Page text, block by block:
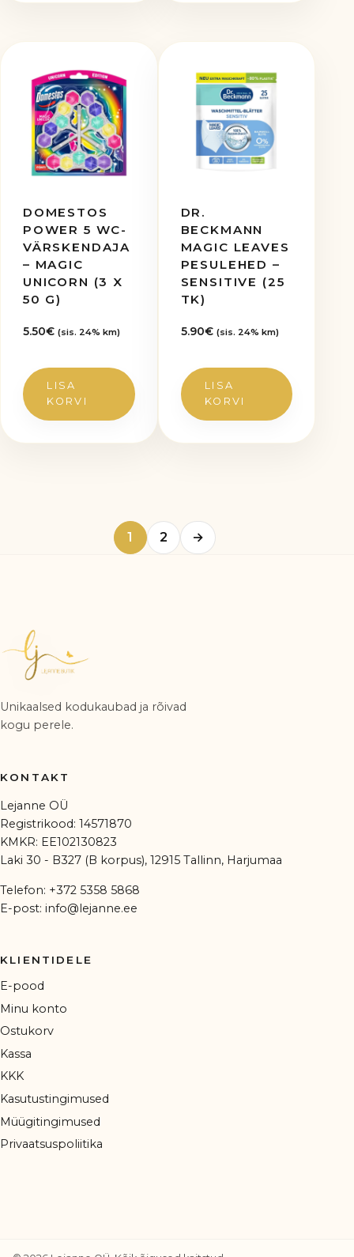
DOMESTOS
POWER 5 WC-
VÄRSKENDAJA
– MAGIC
UNICORN (3 X
50 G)
5.50€ (sis. 24% km)
LISA
KORVI
DR.
BECKMANN
MAGIC LEAVES
PESULEHED –
SENSITIVE (25
TK)
5.90€ (sis. 24% km)
LISA
KORVI
1 2 →
Unikaalsed kodukaubad ja rõivad
kogu perele.
KONTAKT
Lejanne OÜ
Registrikood: 14571870
KMKR: EE102130823
Laki 30 - B327 (B korpus), 12915 Tallinn, Harjumaa
Telefon: +372 5358 5868
E-post: info@lejanne.ee
KLIENTIDELE
E-pood
Minu konto
Ostukorv
Kassa
KKK
Kasutustingimused
Müügitingimused
Privaatsuspoliitika